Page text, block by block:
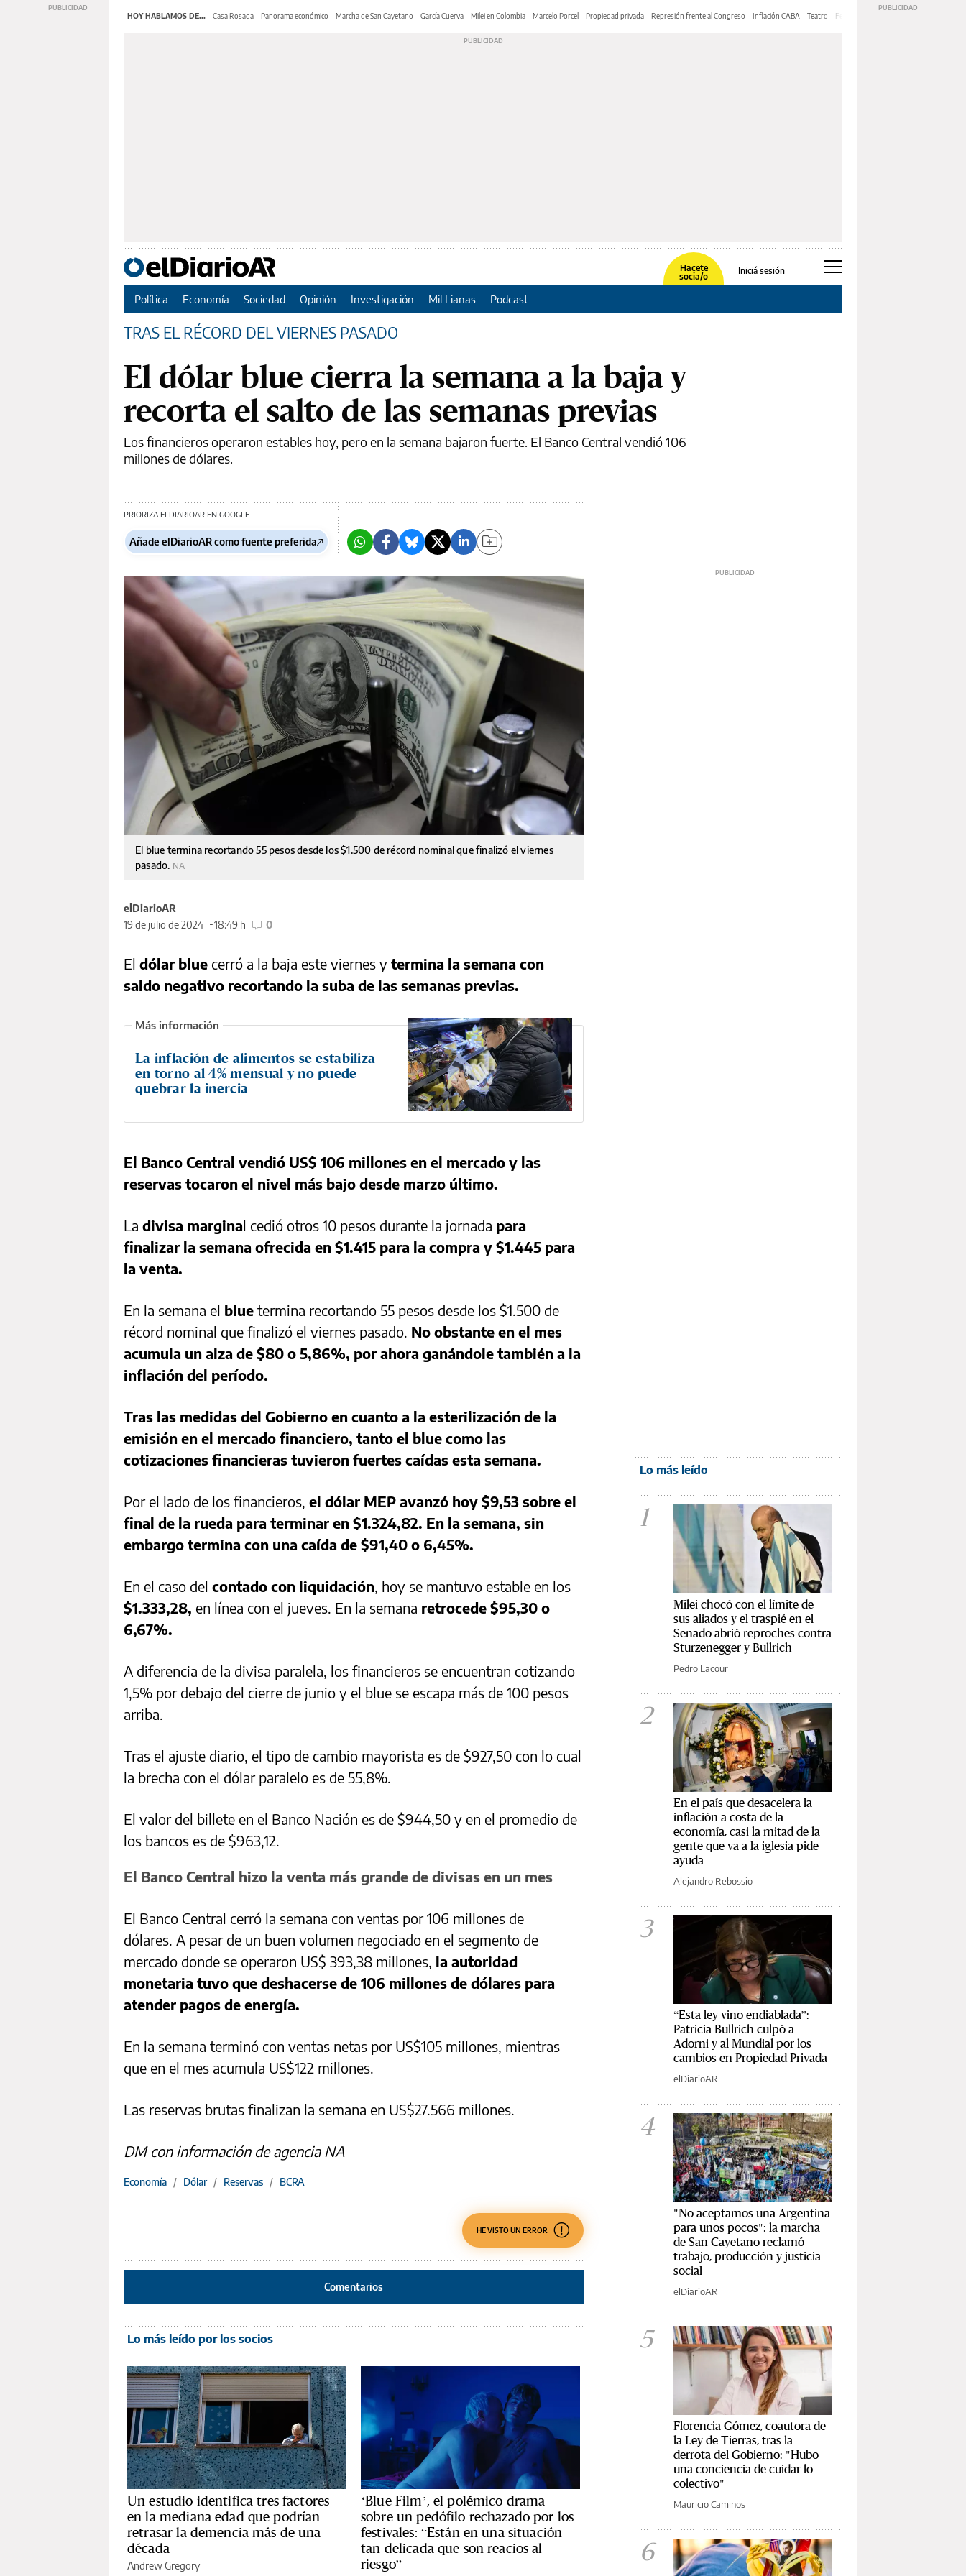
HOY HABLAMOS DE... Casa Rosada Panorama económico Marcha de San Cayetano García Cuerva Milei en Colombia Marcelo Porcel Propiedad privada Represión frente al Congreso Inflación CABA Teatro Feria de Editores
Hacete
socia/o
Iniciá sesión
Política Economía Sociedad Opinión Investigación Mil Lianas Podcast
TRAS EL RÉCORD DEL VIERNES PASADO
El dólar blue cierra la semana a la baja y
recorta el salto de las semanas previas
Los financieros operaron estables hoy, pero en la semana bajaron fuerte. El Banco Central vendió 106
millones de dólares.
PRIORIZA ELDIARIOAR EN GOOGLE
Añade elDiarioAR como fuente preferida
El blue termina recortando 55 pesos desde los $1.500 de récord nominal que finalizó el viernes
pasado. NA
elDiarioAR
19 de julio de 2024
18:49 h 0
El dólar blue cerró a la baja este viernes y termina la semana con
saldo negativo recortando la suba de las semanas previas.
La inflación de alimentos se estabiliza
en torno al 4% mensual y no puede
quebrar la inercia
El Banco Central vendió US$ 106 millones en el mercado y las
reservas tocaron el nivel más bajo desde marzo último.
La divisa marginal cedió otros 10 pesos durante la jornada para
finalizar la semana ofrecida en $1.415 para la compra y $1.445 para
la venta.
En la semana el blue termina recortando 55 pesos desde los $1.500 de
récord nominal que finalizó el viernes pasado. No obstante en el mes
acumula un alza de $80 o 5,86%, por ahora ganándole también a la
inflación del período.
Tras las medidas del Gobierno en cuanto a la esterilización de la
emisión en el mercado financiero, tanto el blue como las
cotizaciones financieras tuvieron fuertes caídas esta semana.
Por el lado de los financieros, el dólar MEP avanzó hoy $9,53 sobre el
final de la rueda para terminar en $1.324,82. En la semana, sin
embargo termina con una caída de $91,40 o 6,45%.
En el caso del contado con liquidación, hoy se mantuvo estable en los
$1.333,28, en línea con el jueves. En la semana retrocede $95,30 o
6,67%.
A diferencia de la divisa paralela, los financieros se encuentran cotizando
1,5% por debajo del cierre de junio y el blue se escapa más de 100 pesos
arriba.
Tras el ajuste diario, el tipo de cambio mayorista es de $927,50 con lo cual
la brecha con el dólar paralelo es de 55,8%.
El valor del billete en el Banco Nación es de $944,50 y en el promedio de
los bancos es de $963,12.
El Banco Central hizo la venta más grande de divisas en un mes
El Banco Central cerró la semana con ventas por 106 millones de
dólares. A pesar de un buen volumen negociado en el segmento de
mercado donde se operaron US$ 393,38 millones, la autoridad
monetaria tuvo que deshacerse de 106 millones de dólares para
atender pagos de energía.
En la semana terminó con ventas netas por US$105 millones, mientras
que en el mes acumula US$122 millones.
Las reservas brutas finalizan la semana en US$27.566 millones.
DM con información de agencia NA
Economía / Dólar / Reservas / BCRA
HE VISTO UN ERROR
Comentarios
Lo más leído por los socios
Un estudio identifica tres factores
en la mediana edad que podrían
retrasar la demencia más de una
década
Andrew Gregory
‘Blue Film’, el polémico drama
sobre un pedófilo rechazado por los
festivales: “Están en una situación
tan delicada que son reacios al
riesgo”
Lo más leído
1
Milei chocó con el límite de
sus aliados y el traspié en el
Senado abrió reproches contra
Sturzenegger y Bullrich
Pedro Lacour
2
En el país que desacelera la
inflación a costa de la
economía, casi la mitad de la
gente que va a la iglesia pide
ayuda
Alejandro Rebossio
3
“Esta ley vino endiablada”:
Patricia Bullrich culpó a
Adorni y al Mundial por los
cambios en Propiedad Privada
elDiarioAR
4
"No aceptamos una Argentina
para unos pocos": la marcha
de San Cayetano reclamó
trabajo, producción y justicia
social
elDiarioAR
5
Florencia Gómez, coautora de
la Ley de Tierras, tras la
derrota del Gobierno: "Hubo
una conciencia de cuidar lo
colectivo"
Mauricio Caminos
6